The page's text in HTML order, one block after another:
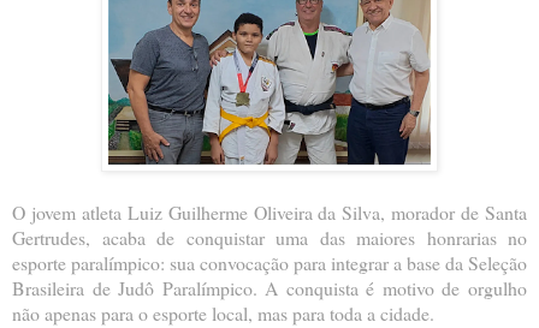
O jovem atleta Luiz Guilherme Oliveira da Silva, morador de Santa
Gertrudes, acaba de conquistar uma das maiores honrarias no
esporte paralímpico: sua convocação para integrar a base da Seleção
Brasileira de Judô Paralímpico. A conquista é motivo de orgulho
não apenas para o esporte local, mas para toda a cidade.